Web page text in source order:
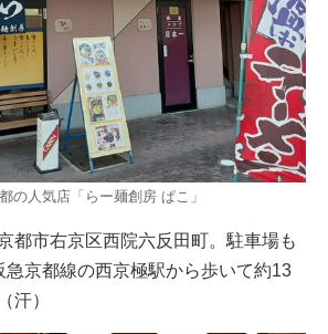
の人気店「らー麺創房 ぱこ」
都市右京区西院六反田町。駐車場も
急京都線の西京極駅から歩いて約13
汗）